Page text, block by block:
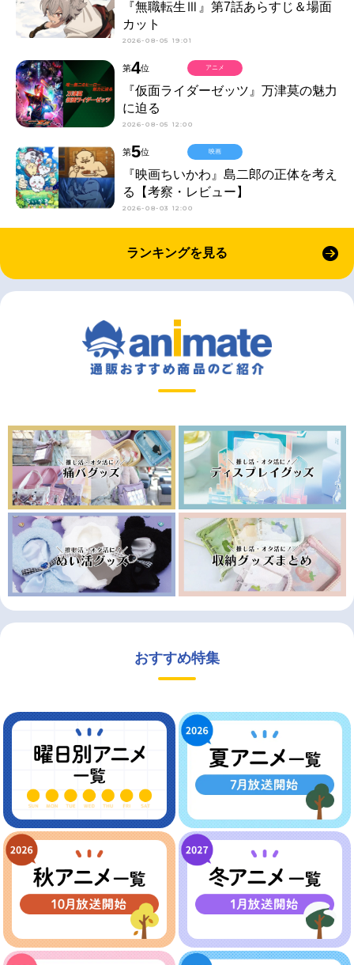
『無職転生Ⅲ』第7話あらすじ＆場面
カット
2026-08-05 19:01
第4位
『仮面ライダーゼッツ』万津莫の魅力
に迫る
2026-08-05 12:00
アニメ
第5位
『映画ちいかわ』島二郎の正体を考え
る【考察・レビュー】
2026-08-03 12:00
映画
ランキングを見る
おすすめ特集